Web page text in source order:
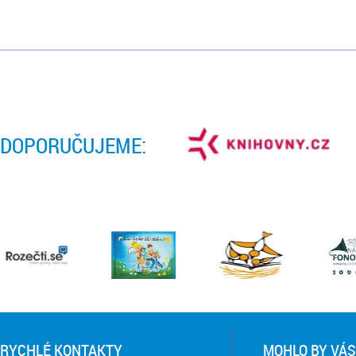
DOPORUČUJEME:
RYCHLÉ KONTAKTY MOHLO BY